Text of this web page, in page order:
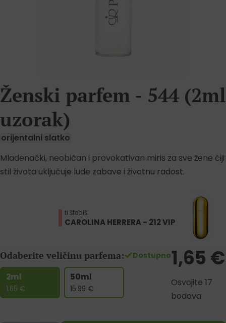
Ženski parfem - 544 (2ml
uzorak)
orijentalni slatko
Mladenački, neobičan i provokativan miris za sve žene čiji
stil života uključuje lude zabave i životnu radost.
ti štediš
CAROLINA HERRERA - 212 VIP
Odaberite veličinu parfema:
2ml
1.65 €
50ml
15.99 €
Dostupno1,65 €
Osvojite 17
bodova